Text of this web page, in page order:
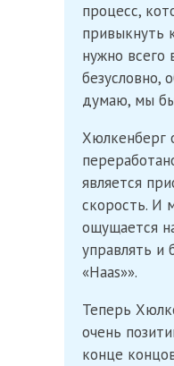
процесс,
привыкнуть
нужно всего
безусловно,
думаю, мы
Хюлкенберг
является
скорость. И
ощущается
управлять и
«Haas»».
Теперь
очень
конце